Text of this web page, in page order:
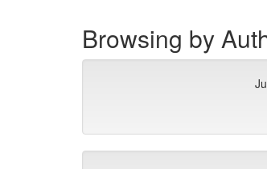
Browsing by